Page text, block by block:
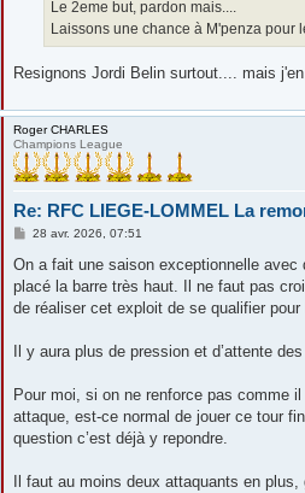
Le 2eme but, pardon mais....
Laissons une chance à M'penza pour
Resignons Jordi Belin surtout.... mais
Roger CHARLES
Champions League
Re: RFC LIEGE-LOMMEL La
M
s
a
g
28 avr. 2026, 07:51
On a fait une saison exceptionnelle avec
placé la barre très haut. Il ne faut pas
de réaliser cet exploit de se qualifier
Il y aura plus de pression et d’attente
Pour moi, si on ne renforce pas comme
attaque, est-ce normal de jouer ce tour
question c’est déjà y repondre.
Il faut au moins deux attaquants en